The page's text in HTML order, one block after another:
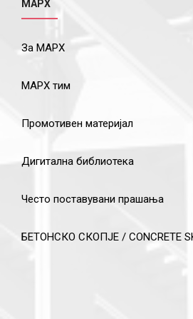
МАРХ
За МАРХ
МАРХ тим
Промотивен материјал
Дигитална библиотека
Често поставувани прашања
БЕТОНСКО СКОПЈЕ / CONCRETE